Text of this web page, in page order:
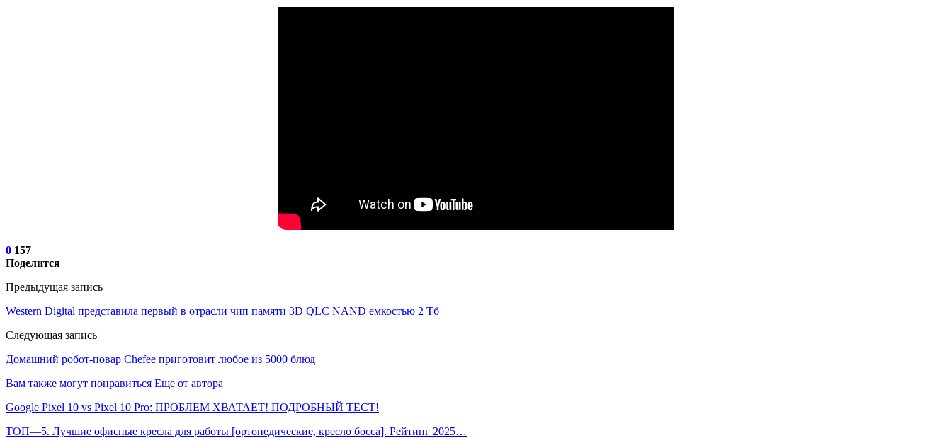
0 157
Поделится
Предыдущая запись
Western Digital представила первый в отрасли чип памяти 3D QLC NAND емкостью 2 Тб
Следующая запись
Домашний робот-повар Chefee приготовит любое из 5000 блюд
Вам также могут понравиться Еще от автора
Google Pixel 10 vs Pixel 10 Pro: ПРОБЛЕМ ХВАТАЕТ! ПОДРОБНЫЙ ТЕСТ!
ТОП—5. Лучшие офисные кресла для работы [ортопедические, кресло босса]. Рейтинг 2025…